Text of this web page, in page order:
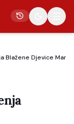
Blažene Djevice